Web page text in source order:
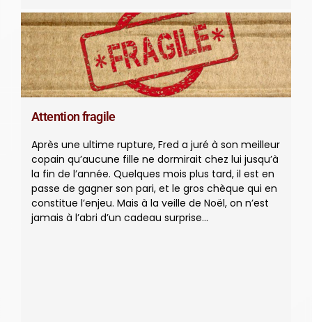
Attention fragile
Après une ultime rupture, Fred a juré à son meilleur
copain qu’aucune fille ne dormirait chez lui jusqu’à
la fin de l’année. Quelques mois plus tard, il est en
passe de gagner son pari, et le gros chèque qui en
constitue l’enjeu. Mais à la veille de Noël, on n’est
jamais à l’abri d’un cadeau surprise…